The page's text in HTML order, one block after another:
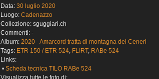
Data: 30 luglio 2020
Luogo: Cadenazzo
Collezione: sguggiari.ch
Commenti: -
Album: 2020 - Amarcord tratta di montagna del Ceneri
Tags: ETR 150 / ETR 524, FLIRT, RABe 524
Links:
• Scheda tecnica TILO RABe 524